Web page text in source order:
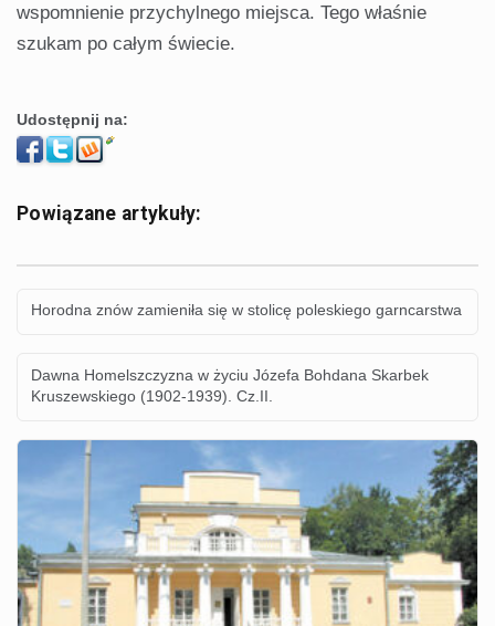
wspomnienie przychylnego miejsca. Tego właśnie
szukam po całym świecie.
Udostępnij na:
Powiązane artykuły:
Horodna znów zamieniła się w stolicę poleskiego garncarstwa
Dawna Homelszczyzna w życiu Józefa Bohdana Skarbek
Kruszewskiego (1902-1939). Cz.II.